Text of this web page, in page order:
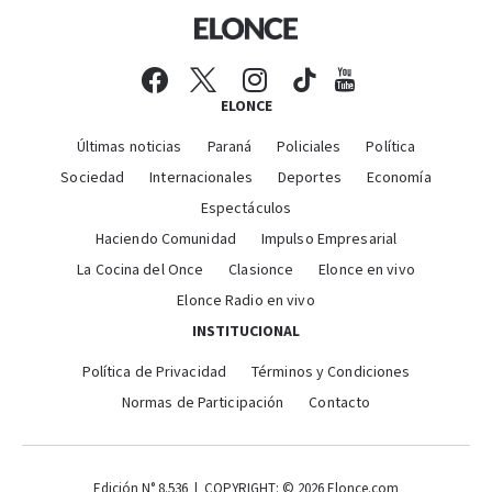
ELONCE
Últimas noticias Paraná Policiales
Política
Sociedad
Internacionales Deportes
Economía
Espectáculos
Haciendo Comunidad
Impulso Empresarial
La Cocina del Once
Clasionce
Elonce en vivo
Elonce Radio en vivo
INSTITUCIONAL
Política de Privacidad
Términos y Condiciones
Normas de Participación
Contacto